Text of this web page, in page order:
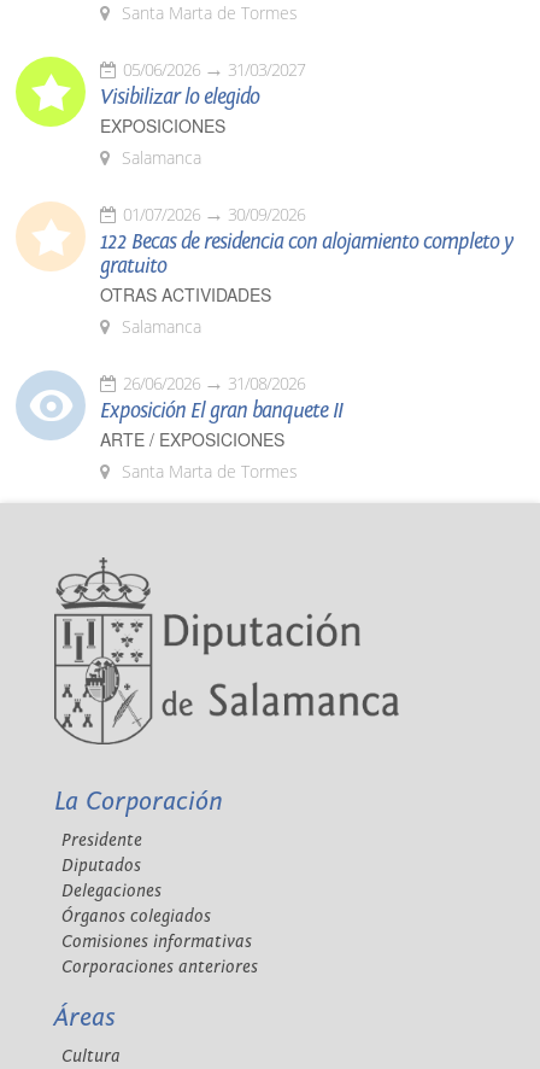
Santa Marta de Tormes
05/06/2026 31/03/2027
Visibilizar lo elegido
EXPOSICIONES
Salamanca
01/07/2026 30/09/2026
122 Becas de residencia con alojamiento completo y
gratuito
OTRAS ACTIVIDADES
Salamanca
26/06/2026 31/08/2026
Exposición El gran banquete II
ARTE / EXPOSICIONES
Santa Marta de Tormes
La Corporación
Presidente
Diputados
Delegaciones
Órganos colegiados
Comisiones informativas
Corporaciones anteriores
Áreas
Cultura